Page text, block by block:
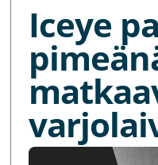
Iceye